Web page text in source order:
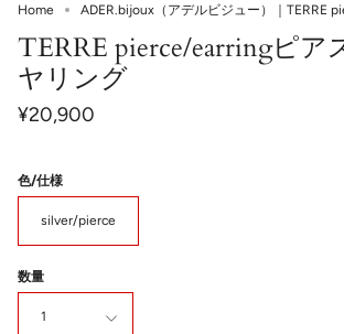
Home ADER.bijoux（アデルビジュー）｜TERRE
TERRE pierce/earringピア
ヤリング
¥20,900
色/仕様
silver/pierce
数量
1